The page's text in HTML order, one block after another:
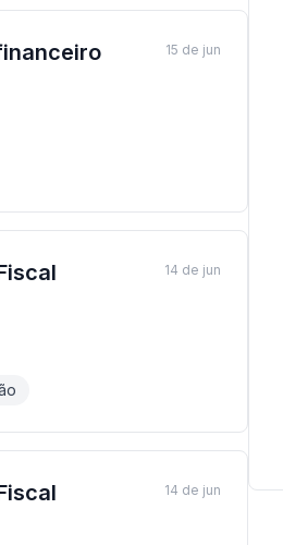
15 de jun
14 de jun
14 de jun